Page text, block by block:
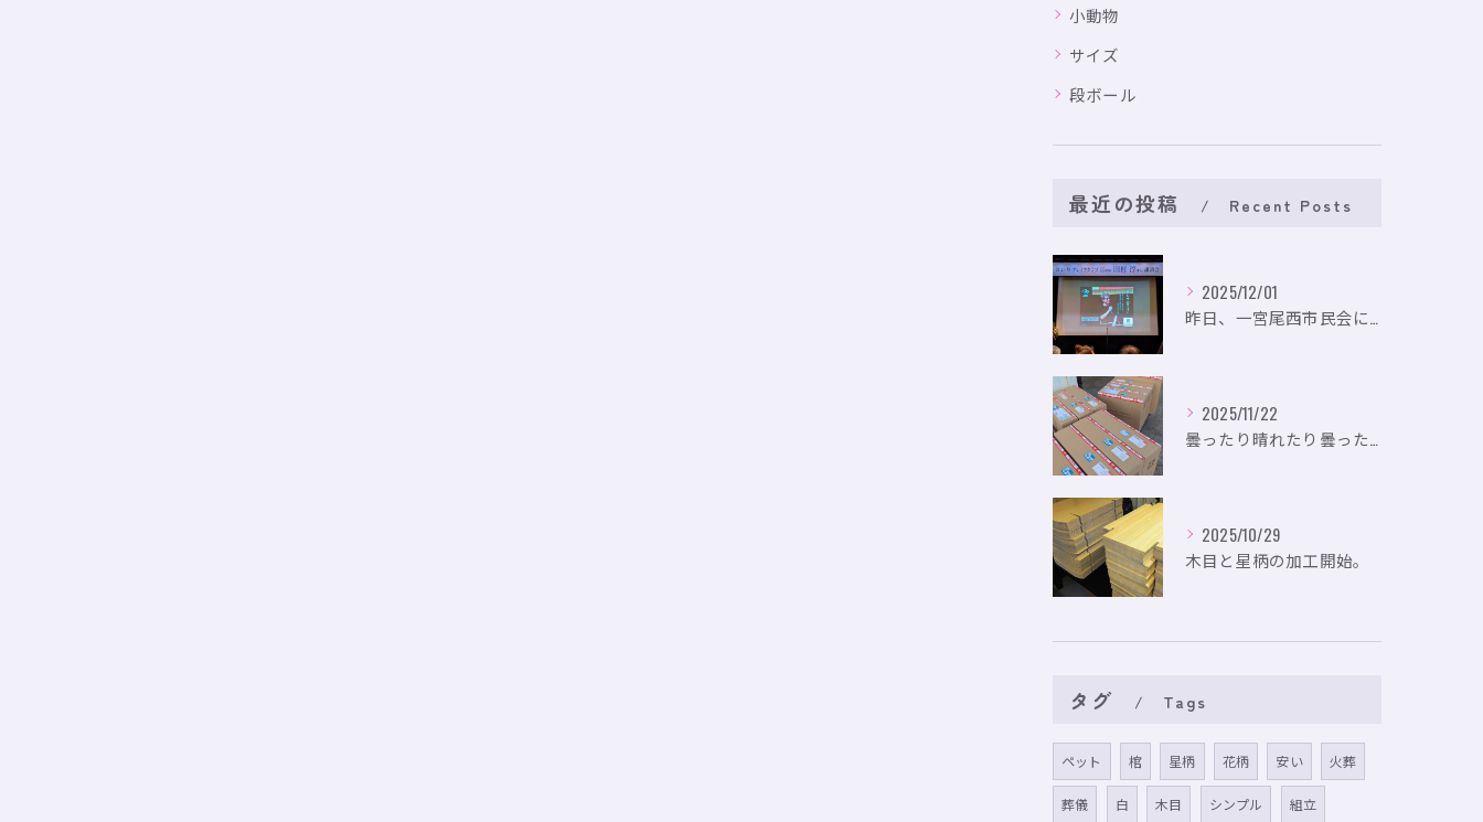
小動物
サイズ
段ボール
最近の投稿 Recent Posts
2025/12/01
昨日、一宮尾西市民会にて、のいり主催のイベントにお出かけして...
2025/11/22
曇ったり晴れたり曇ったり。
2025/10/29
木目と星柄の加工開始。
タグ Tags
ペット 棺 星柄 花柄 安い 火葬
葬儀 白 木目 シンプル 組立